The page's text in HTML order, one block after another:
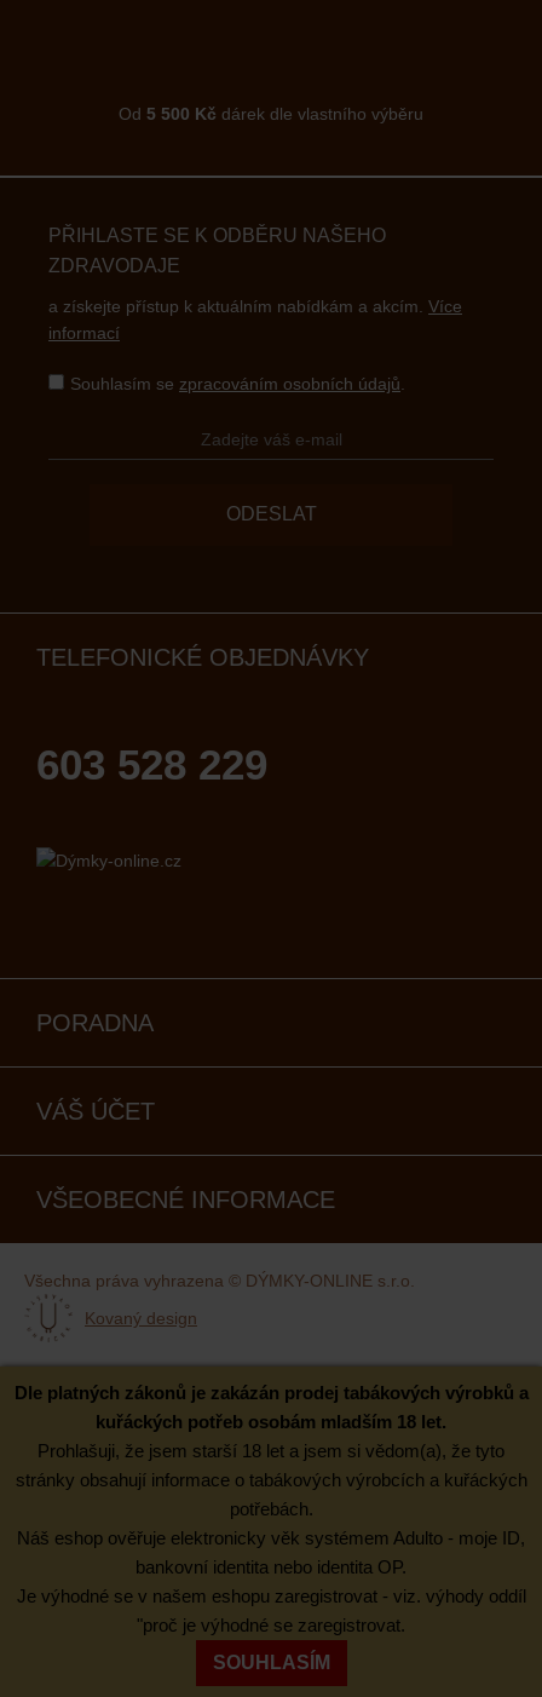
Od 5 500 Kč dárek dle vlastního výběru
PŘIHLASTE SE K ODBĚRU NAŠEHO
ZDRAVODAJE
a získejte přístup k aktuálním nabídkám a akcím. Více
informací
Souhlasím se zpracováním osobních údajů
ODESLAT
TELEFONICKÉ OBJEDNÁVKY
603 528 229
PORADNA
VÁŠ ÚČET
VŠEOBECNÉ INFORMACE
Všechna práva vyhrazena © DÝMKY-ONLINE s.r.o.
Kovaný design
Dle platných zákonů je zakázán prodej tabákových výrobků a
kuřáckých potřeb osobám mladším 18 let.
Prohlašuji, že jsem starší 18 let a jsem si vědom(a), že tyto
stránky obsahují informace o tabákových výrobcích a kuřáckých
potřebách.
Náš eshop ověřuje elektronicky věk systémem Adulto - moje ID,
bankovní identita nebo identita OP.
Je výhodné se v našem eshopu zaregistrovat - viz. výhody oddíl
"proč je výhodné se zaregistrovat.
SOUHLASÍM